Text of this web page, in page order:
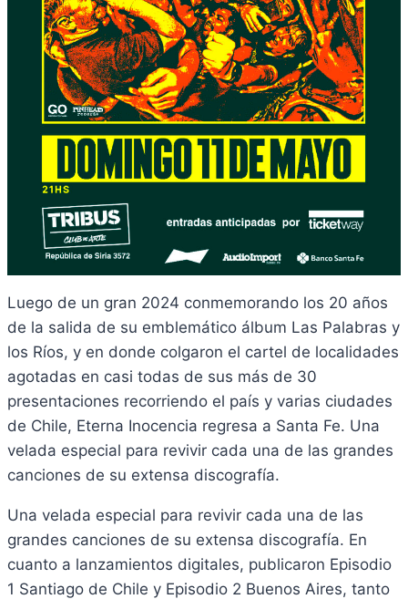
Luego de un gran 2024 conmemorando los 20 años
de la salida de su emblemático álbum Las Palabras y
los Ríos, y en donde colgaron el cartel de localidades
agotadas en casi todas de sus más de 30
presentaciones recorriendo el país y varias ciudades
de Chile, Eterna Inocencia regresa a Santa Fe. Una
velada especial para revivir cada una de las grandes
canciones de su extensa discografía.
Una velada especial para revivir cada una de las
grandes canciones de su extensa discografía. En
cuanto a lanzamientos digitales, publicaron Episodio
1 Santiago de Chile y Episodio 2 Buenos Aires, tanto